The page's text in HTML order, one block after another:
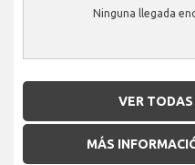
Ninguna llegada
VER
MÁS